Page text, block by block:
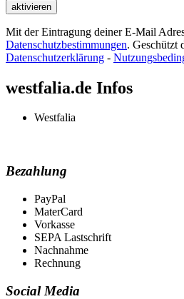
Mit der Eintragung deiner E-Mail
Datenschutzbestimmungen. Geschützt
Datenschutzerklärung -
westfalia.de Infos
Westfalia
Bezahlung
PayPal
MaterCard
Vorkasse
SEPA Lastschrift
Nachnahme
Rechnung
Social Media